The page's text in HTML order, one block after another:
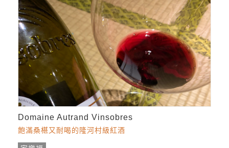
Domaine Autrand Vinsobres
飽滿桑椹又耐喝的隆河村級紅酒